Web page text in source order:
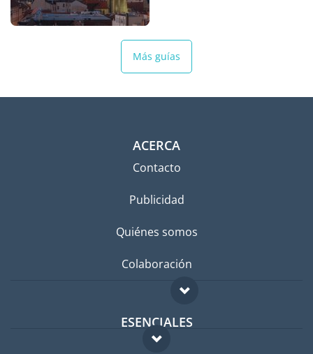
Más guías
ACERCA
Contacto
Publicidad
Quiénes somos
Colaboración
ESENCIALES
Foro para expatriados